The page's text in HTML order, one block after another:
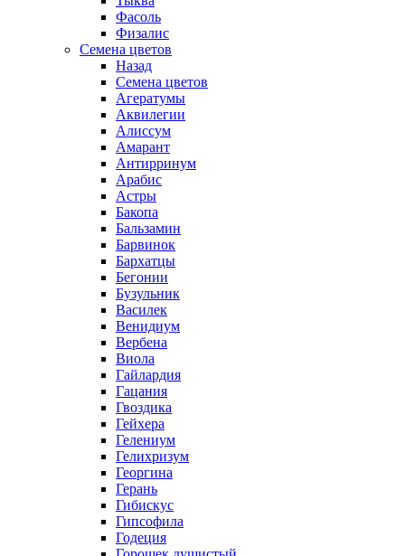
Фасоль
Физалис
Семена цветов
Назад
Семена цветов
Агератумы
Аквилегии
Алиссум
Амарант
Антирринум
Арабис
Астры
Бакопа
Бальзамин
Барвинок
Бархатцы
Бегонии
Бузульник
Василек
Венидиум
Вербена
Виола
Гайлардия
Гацания
Гвоздика
Гейхера
Гелениум
Гелихризум
Георгина
Герань
Гибискус
Гипсофила
Годеция